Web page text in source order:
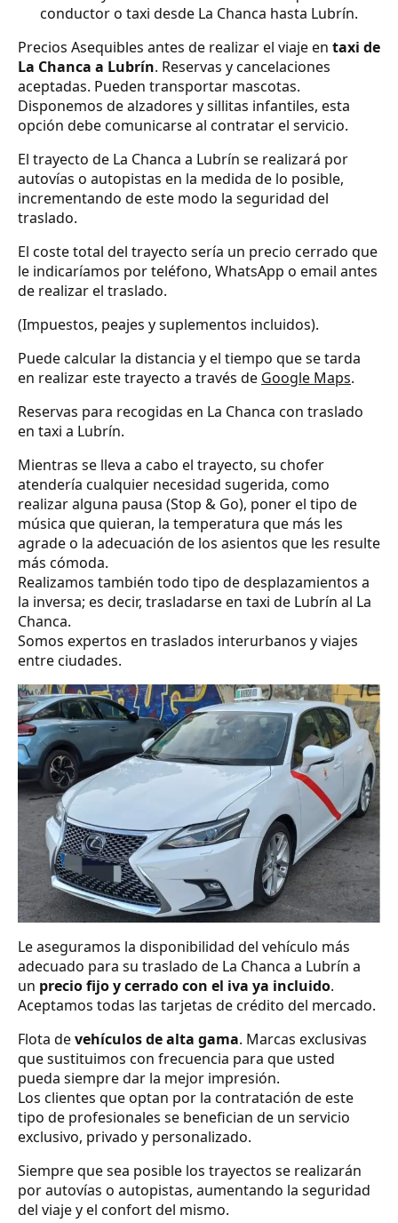
conductor o taxi desde La Chanca hasta Lubrín.
Precios Asequibles antes de realizar el viaje en taxi de
La Chanca a Lubrín. Reservas y cancelaciones
aceptadas. Pueden transportar mascotas.
Disponemos de alzadores y sillitas infantiles, esta
opción debe comunicarse al contratar el servicio.
El trayecto de La Chanca a Lubrín se realizará por
autovías o autopistas en la medida de lo posible,
incrementando de este modo la seguridad del
traslado.
El coste total del trayecto sería un precio cerrado que
le indicaríamos por teléfono, WhatsApp o email antes
de realizar el traslado.
(Impuestos, peajes y suplementos incluidos).
Puede calcular la distancia y el tiempo que se tarda
en realizar este trayecto a través de Google Maps.
Reservas para recogidas en La Chanca con traslado
en taxi a Lubrín.
Mientras se lleva a cabo el trayecto, su chofer
atendería cualquier necesidad sugerida, como
realizar alguna pausa (Stop & Go), poner el tipo de
música que quieran, la temperatura que más les
agrade o la adecuación de los asientos que les resulte
más cómoda.
Realizamos también todo tipo de desplazamientos a
la inversa; es decir, trasladarse en taxi de Lubrín al La
Chanca.
Somos expertos en traslados interurbanos y viajes
entre ciudades.
Le aseguramos la disponibilidad del vehículo más
adecuado para su traslado de La Chanca a Lubrín a
un precio fijo y cerrado con el iva ya incluido.
Aceptamos todas las tarjetas de crédito del mercado.
Flota devehículos de alta gama. Marcas exclusivas
que sustituimos con frecuencia para que usted
pueda siempre dar la mejor impresión.
Los clientes que optan por la contratación de este
tipo de profesionales se benefician de un servicio
exclusivo, privado y personalizado.
Siempre que sea posible los trayectos se realizarán
por autovías o autopistas, aumentando la seguridad
del viaje y el confort del mismo.